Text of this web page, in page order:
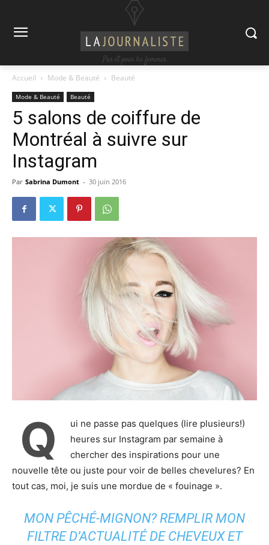
Accueil Mode & Beauté Beauté
Mode & Beauté Beauté
5 salons de coiffure de
Montréal à suivre sur
Instagram
Par Sabrina Dumont - 30 juin 2016
Q
ui ne passe pas quelques (lire plusieurs!)
heures sur Instagram par semaine à
chercher des inspirations pour une
nouvelle tête ou juste pour voir de belles chevelures? En
tout cas, moi, je suis une mordue de « fouinage ».
MON PÊCHÉ-MIGNON? REMPLIR MON
FILTRE D’ACTUALITÉ DE CHEVEUX ET